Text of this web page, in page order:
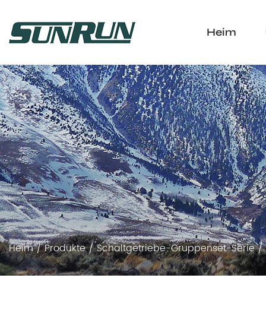
Heim
Heim/Produkte/Schaltgetriebe-Gruppenset-Serie/